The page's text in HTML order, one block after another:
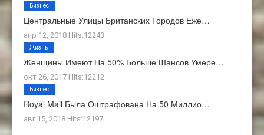
Центральные Улицы Британских Городов Еже…
апр 12, 2018 Hits:12243
Бизнес
Женщины Имеют На 50% Больше Шансов Умере…
окт 26, 2017 Hits:12212
Жизнь
Royal Mail Была Оштрафована На 50 Миллио…
авг 15, 2018 Hits:12197
Бизнес